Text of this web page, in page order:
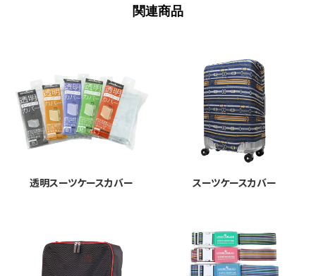
関連商品
透明スーツケースカバー スーツケースカバー